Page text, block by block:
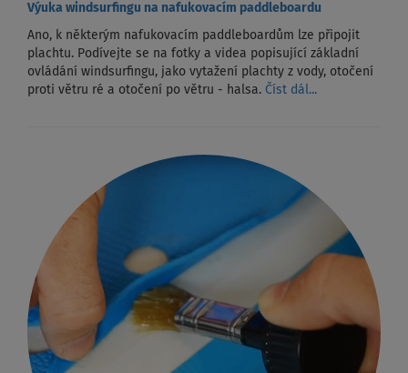
Výuka windsurfingu na nafukovacím paddleboardu
Ano, k některým nafukovacím paddleboardům lze připojit
plachtu. Podívejte se na fotky a videa popisující základní
ovládání windsurfingu, jako vytažení plachty z vody, otočení
proti větru ré a otočení po větru - halsa. Číst dál...